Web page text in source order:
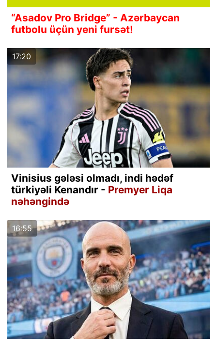
“Asadov Pro Bridge” - Azərbaycan
futbolu üçün yeni fursət!
17:20
Vinisius gələsi olmadı, indi hədəf
türkiyəli Kenandır - Premyer Liqa
nəhəngində
16:55